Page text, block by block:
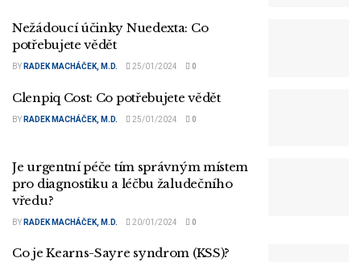
Nežádoucí účinky Nuedexta: Co
potřebujete vědět
BY RADEK MACHÁČEK, M.D. 25/01/2024 0
Clenpiq Cost: Co potřebujete vědět
BY RADEK MACHÁČEK, M.D. 25/01/2024 0
Je urgentní péče tím správným místem
pro diagnostiku a léčbu žaludečního
vředu?
BY RADEK MACHÁČEK, M.D. 20/01/2024 0
Co je Kearns-Sayre syndrom (KSS)?